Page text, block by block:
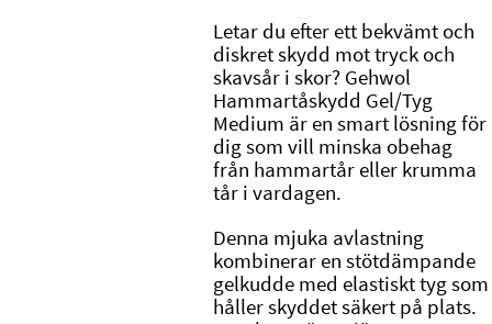
Letar du efter ett bekvämt och
diskret skydd mot tryck och
skavsår i skor? Gehwol
Hammartåskydd Gel/Tyg
Medium är en smart lösning för
dig som vill minska obehag
från hammartår eller krumma
tår i vardagen.
Denna mjuka avlastning
kombinerar en stötdämpande
gelkudde med elastiskt tyg som
håller skyddet säkert på plats.